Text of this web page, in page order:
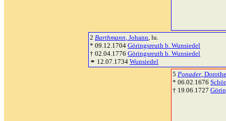
2 Barthmann, Johann, lu.
* 09.12.1704 Göringsreuth b. Wunsiedel
† 02.04.1776 Göringsreuth b. Wunsiedel
⚭ 12.07.1734 Wunsiedel
5 Ponader,
* 06.02.1676
† 19.06.1727